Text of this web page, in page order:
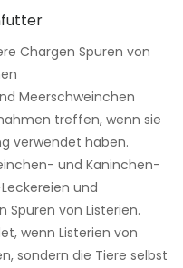
Chargen Spuren von
Meerschweinchen
treffen, wenn sie
verwendet haben.
und Kaninchen-
und
Spuren von Listerien.
wenn Listerien von
sondern die Tiere selbst